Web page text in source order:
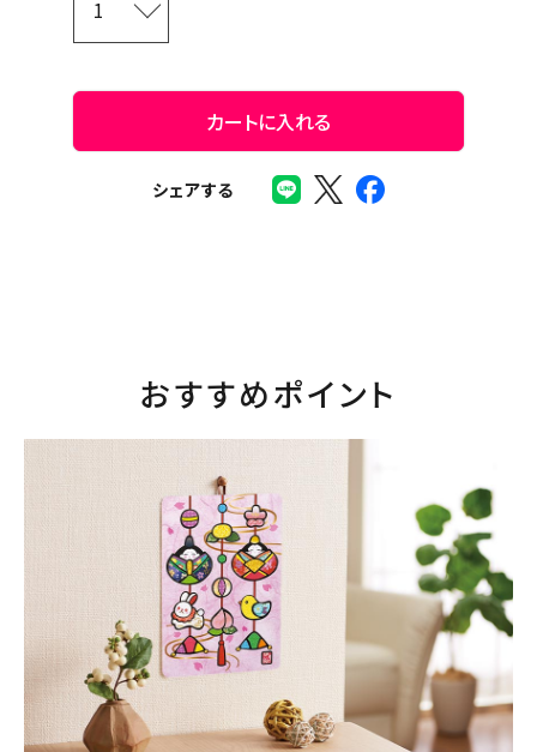
カートに入れる
シェアする
おすすめポイント